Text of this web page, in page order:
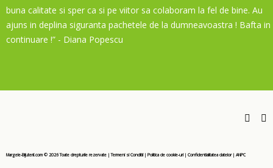
buna calitate si sper ca si pe viitor sa colaboram la fel de bine. Au
ajuns in deplina siguranta pachetele de la dumneavoastra ! Bafta in
continuare !” - Diana Popescu
Margele-Bijuterii.com © 2026Toate drepturile rezervate | Termeni si Conditii | Politica de cookie-uri | Confidentialitatea datelor | ANPC